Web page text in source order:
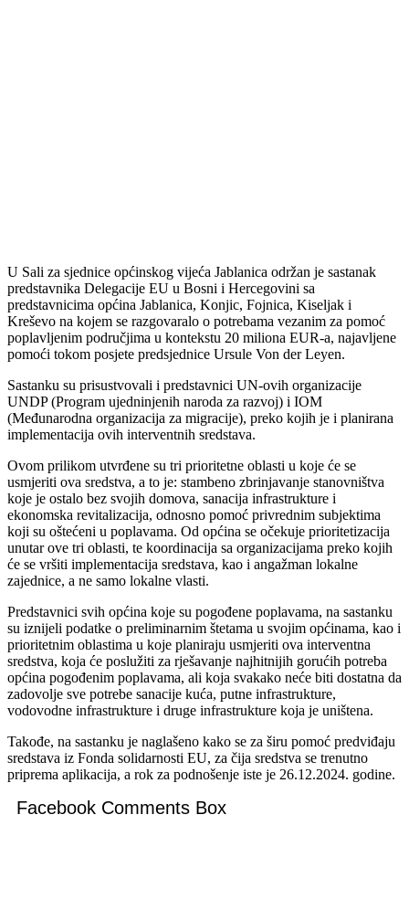
U Sali za sjednice općinskog vijeća Jablanica održan je sastanak
predstavnika Delegacije EU u Bosni i Hercegovini sa
predstavnicima općina Jablanica, Konjic, Fojnica, Kiseljak i
Kreševo na kojem se razgovaralo o potrebama vezanim za pomoć
poplavljenim područjima u kontekstu 20 miliona EUR-a, najavljene
pomoći tokom posjete predsjednice Ursule Von der Leyen.
Sastanku su prisustvovali i predstavnici UN-ovih organizacije
UNDP (Program ujedninjenih naroda za razvoj) i IOM
(Međunarodna organizacija za migracije), preko kojih je i planirana
implementacija ovih interventnih sredstava.
Ovom prilikom utvrđene su tri prioritetne oblasti u koje će se
usmjeriti ova sredstva, a to je: stambeno zbrinjavanje stanovništva
koje je ostalo bez svojih domova, sanacija infrastrukture i
ekonomska revitalizacija, odnosno pomoć privrednim subjektima
koji su oštećeni u poplavama. Od općina se očekuje prioritetizacija
unutar ove tri oblasti, te koordinacija sa organizacijama preko kojih
će se vršiti implementacija sredstava, kao i angažman lokalne
zajednice, a ne samo lokalne vlasti.
Predstavnici svih općina koje su pogođene poplavama, na sastanku
su iznijeli podatke o preliminarnim štetama u svojim općinama, kao i
prioritetnim oblastima u koje planiraju usmjeriti ova interventna
sredstva, koja će poslužiti za rješavanje najhitnijih gorućih potreba
općina pogođenim poplavama, ali koja svakako neće biti dostatna da
zadovolje sve potrebe sanacije kuća, putne infrastrukture,
vodovodne infrastrukture i druge infrastrukture koja je uništena.
Takođe, na sastanku je naglašeno kako se za širu pomoć predviđaju
sredstava iz Fonda solidarnosti EU, za čija sredstva se trenutno
priprema aplikacija, a rok za podnošenje iste je 26.12.2024. godine.
Facebook Comments Box